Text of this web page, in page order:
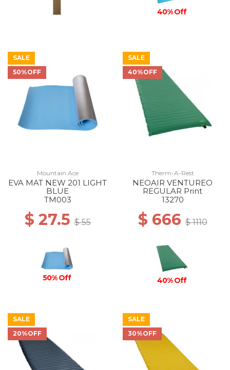
40% Off
SALE
50%OFF
Mountain Ace
EVA MAT NEW 201 LIGHT
BLUE
TM003
$ 27.5$ 55
50% Off
SALE
40%OFF
Therm-A-Rest
NEOAIR VENTUREO
REGULAR Print
13270
$ 666$ 1110
40% Off
SALE
20%OFF
SALE
30%OFF